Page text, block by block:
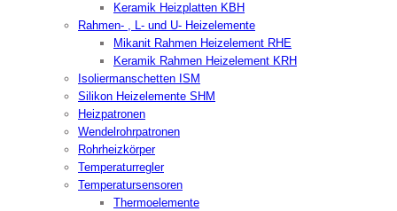
Keramik Heizplatten KBH
Rahmen- , L- und U- Heizelemente
Mikanit Rahmen Heizelement RHE
Keramik Rahmen Heizelement KRH
Isoliermanschetten ISM
Silikon Heizelemente SHM
Heizpatronen
Wendelrohrpatronen
Rohrheizkörper
Temperaturregler
Temperatursensoren
Thermoelemente